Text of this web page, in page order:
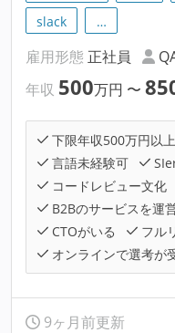
slack
…
雇用形態 正社員
年収 500万円 〜
下限年収500万円以上
言語未経験可
コードレビュー文化
B2Bのサービスを運
CTOがいる
フル
オンラインで選考が
9ヶ月前更新